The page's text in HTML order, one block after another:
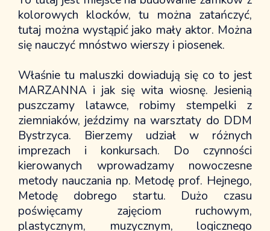
kolorowych klocków, tu można zatańczyć,
tutaj można wystąpić jako mały aktor. Można
się nauczyć mnóstwo wierszy i piosenek.
Właśnie tu maluszki dowiadują się co to jest
MARZANNA i jak się wita wiosnę. Jesienią
puszczamy latawce, robimy stempelki z
ziemniaków, jeździmy na warsztaty do DDM
Bystrzyca. Bierzemy udział w różnych
imprezach i konkursach. Do czynności
kierowanych wprowadzamy nowoczesne
metody nauczania np. Metodę prof. Hejnego,
Metodę dobrego startu. Dużo czasu
poświęcamy zajęciom ruchowym,
plastycznym, muzycznym, logicznego